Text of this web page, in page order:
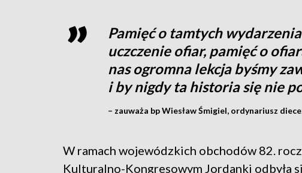
Pamięć o tamtych
uczczenie ofiar, pamięć o
nas ogromna lekcja byśmy
i by nigdy ta historia się nie
– zauważa bp Wiesław Śmigiel, ordynariusz
W ramach wojewódzkich obchodów 82.
Kulturalno-Kongresowym Jordanki odbyła